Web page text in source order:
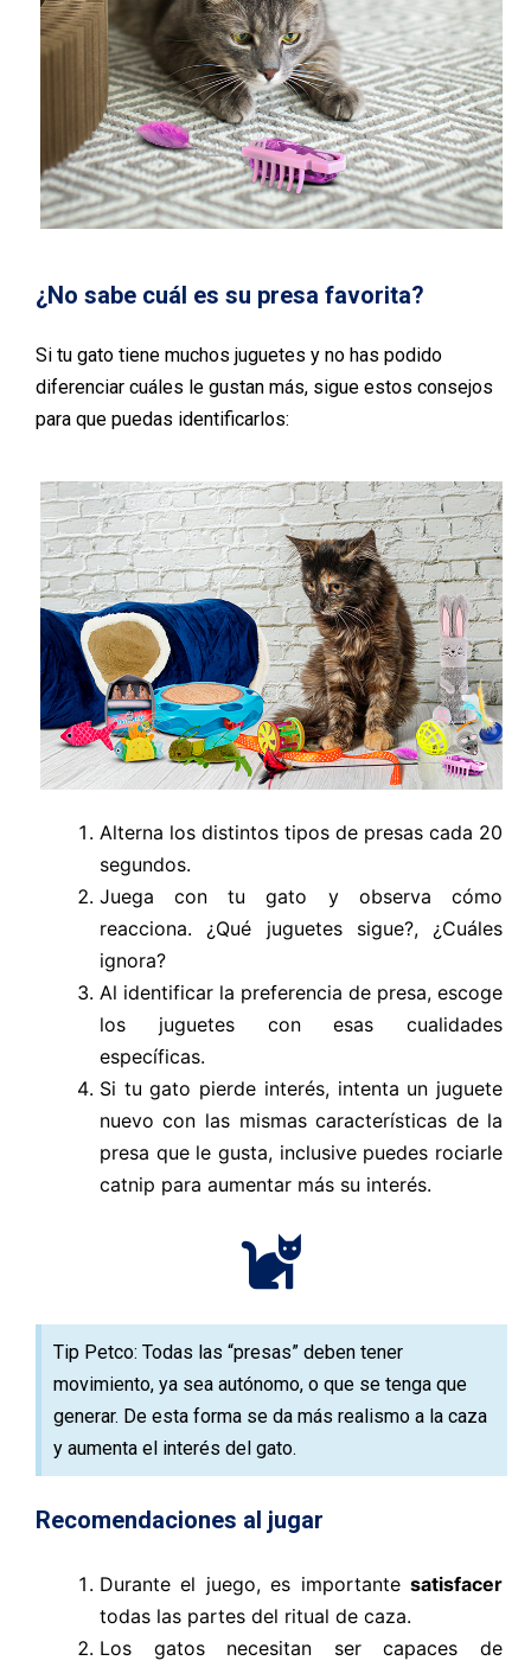
¿No sabe cuál es su presa favorita?
Si tu gato tiene muchos juguetes y no has podido
diferenciar cuáles le gustan más, sigue estos consejos
para que puedas identificarlos:
Alterna los distintos tipos de presas cada 20
segundos.
Juega con tu gato y observa cómo
reacciona. ¿Qué juguetes sigue?, ¿Cuáles
ignora?
Al identificar la preferencia de presa, escoge
los juguetes con esas cualidades
específicas.
Si tu gato pierde interés, intenta un juguete
nuevo con las mismas características de la
presa que le gusta, inclusive puedes rociarle
catnip para aumentar más su interés.
Tip Petco: Todas las “presas” deben tener
movimiento, ya sea autónomo, o que se tenga que
generar. De esta forma se da más realismo a la caza
y aumenta el interés del gato.
Recomendaciones al jugar
Durante el juego, es importantesatisfacer
todas las partes del ritual de caza.
Los gatos necesitan ser capaces de